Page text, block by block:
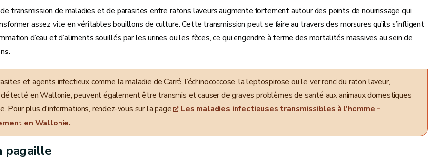
de transmission de maladies et de parasites entre ratons laveurs augmente fortement autour des points de nourrissage qui
assez vite en véritables bouillons de culture. Cette transmission peut se faire au travers des morsures qu’ils s’infligent
d’eau et d’aliments souillés par les urines ou les fèces, ce qui engendre à terme des mortalités massives au sein de
et agents infectieux comme la maladie de Carré, l’échinococcose, la leptospirose ou le ver rond du raton laveur,
en Wallonie, peuvent également être transmis et causer de graves problèmes de santé aux animaux domestiques
Pour plus d'informations, rendez-vous sur la page
Les maladies infectieuses transmissibles à l'homme -
en Wallonie.
pagaille